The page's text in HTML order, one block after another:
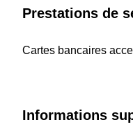
Prestations de
Cartes bancaires
Informations